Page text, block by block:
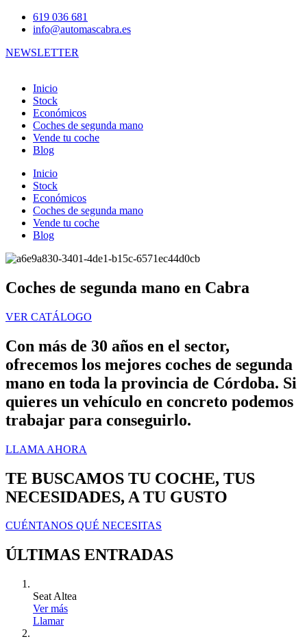
619 036 681
info@automascabra.es
NEWSLETTER
Inicio
Stock
Económicos
Coches de segunda mano
Vende tu coche
Blog
Inicio
Stock
Económicos
Coches de segunda mano
Vende tu coche
Blog
Coches de segunda mano en Cabra
VER CATÁLOGO
Con más de 30 años en el sector,
ofrecemos los mejores coches de segunda
mano en toda la provincia de Córdoba. Si
quieres un vehículo en concreto podemos
trabajar para conseguirlo.
LLAMA AHORA
TE BUSCAMOS TU COCHE, TUS
NECESIDADES, A TU GUSTO
CUÉNTANOS QUÉ NECESITAS
ÚLTIMAS ENTRADAS
Seat Altea
Ver más
Llamar